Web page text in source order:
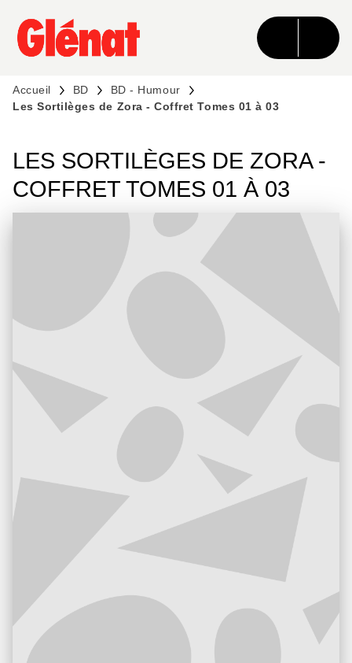
MENU RECHERCHE CONTENU
PIED DE PAGE
Accueil BD
BD - Humour
Les Sortilèges de Zora - Coffret Tomes 01 à 03
LES SORTILÈGES DE ZORA -
COFFRET TOMES 01 À 03